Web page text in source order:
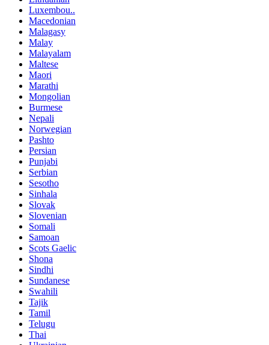
Luxembou..
Macedonian
Malagasy
Malay
Malayalam
Maltese
Maori
Marathi
Mongolian
Burmese
Nepali
Norwegian
Pashto
Persian
Punjabi
Serbian
Sesotho
Sinhala
Slovak
Slovenian
Somali
Samoan
Scots Gaelic
Shona
Sindhi
Sundanese
Swahili
Tajik
Tamil
Telugu
Thai